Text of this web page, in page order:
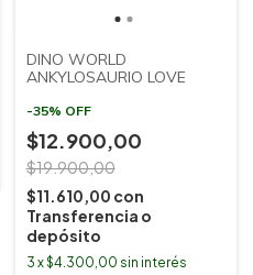
DINO WORLD
ANKYLOSAURIO LOVE
-35% OFF
$12.900,00
$19.900,00
$11.610,00 con
Transferencia o
depósito
3 x$4.300,00 sin interés